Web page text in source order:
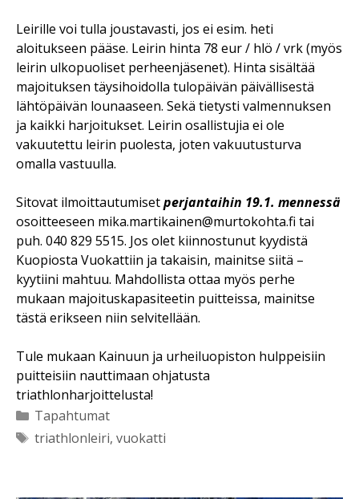
Leirille voi tulla joustavasti, jos ei esim. heti
aloitukseen pääse. Leirin hinta 78 eur / hlö / vrk (myös
leirin ulkopuoliset perheenjäsenet). Hinta sisältää
majoituksen täysihoidolla tulopäivän päivällisestä
lähtöpäivän lounaaseen. Sekä tietysti valmennuksen
ja kaikki harjoitukset. Leirin osallistujia ei ole
vakuutettu leirin puolesta, joten vakuutusturva
omalla vastuulla.
Sitovat ilmoittautumisetperjantaihin 19.1. mennessä
osoitteeseen mika.martikainen@murtokohta.fi tai
puh. 040 829 5515. Jos olet kiinnostunut kyydistä
Kuopiosta Vuokattiin ja takaisin, mainitse siitä –
kyytiini mahtuu. Mahdollista ottaa myös perhe
mukaan majoituskapasiteetin puitteissa, mainitse
tästä erikseen niin selvitellään.
Tule mukaan Kainuun ja urheiluopiston hulppeisiin
puitteisiin nauttimaan ohjatusta
triathlonharjoittelusta!
Kategoriat
Tapahtumat
Avainsanat
triathlonleiri, vuokatti